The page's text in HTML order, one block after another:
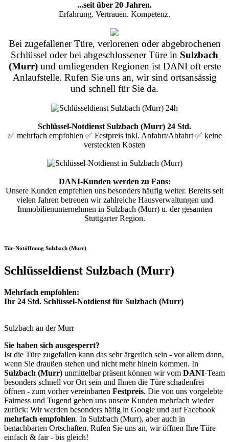
...seit über 20 Jahren.
Erfahrung. Vertrauen. Kompetenz.
Bei zugefallener Türe, verlorenen oder abgebrochenen
Schlüssel oder bei abgeschlossener Türe in Sulzbach
(Murr)und umliegenden Regionen ist DANI oft erste
Anlaufstelle. Rufen Sie uns an, wir sind ortsansässig
und schnell für Sie da.
Schlüssel-Notdienst Sulzbach (Murr) 24 Std.
✅ mehrfach empfohlen ✅ Festpreis inkl. Anfahrt/Abfahrt ✅ keine
versteckten Kosten
DANI-Kunden werden zu Fans:
Unsere Kunden empfehlen uns besonders häufig weiter. Bereits seit
vielen Jahren betreuen wir zahlreiche Hausverwaltungen und
Immobilienunternehmen in Sulzbach (Murr) u. der gesamten
Stuttgarter Region.
Tür-Notöffnung Sulzbach (Murr)
Schlüsseldienst Sulzbach (Murr)
Mehrfach empfohlen:
Ihr 24 Std. Schlüssel-Notdienst für Sulzbach (Murr)
Sulzbach an der Murr
Sie haben sich ausgesperrt?
Ist die Türe zugefallen kann das sehr ärgerlich sein - vor allem dann,
wenn Sie draußen stehen und nicht mehr hinein kommen. In
Sulzbach (Murr) unmittelbar präsent können wir vom DANI-Team
besonders schnell vor Ort sein und Ihnen die Türe schadenfrei
öffnen - zum vorher vereinbarten Festpreis. Die von uns vorgelebte
Fairness und Tugend geben uns unsere Kunden mehrfach wieder
zurück: Wir werden besonders häfig in Google und auf Facebook
mehrfach empfohlen. In Sulzbach (Murr), aber auch in
benachbarten Ortschaften. Rufen Sie uns an, wir öffnen Ihre Türe
einfach & fair - bis gleich!